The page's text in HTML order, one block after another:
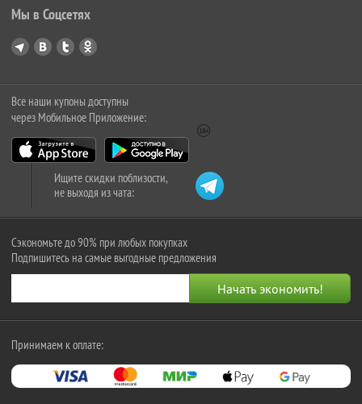
Мы в Соцсетях
Все наши купоны доступны
через Мобильное Приложение:
Ищите скидки поблизости,
не выходя из чата:
Сэкономьте до 90% при любых покупках
Подпишитесь на самые выгодные предложения
Принимаем к оплате: